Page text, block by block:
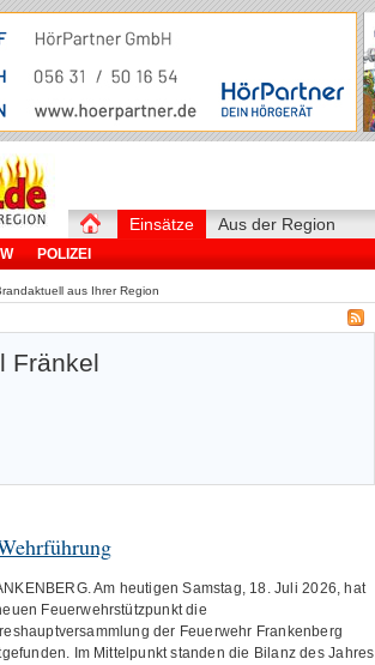
Einsätze
POLIZEI
Aus der Region
aus Ihrer Region
Fränkel
Am heutigen Samstag, 18. Juli 2026, hat
Feuerwehrstützpunkt die
der Feuerwehr Frankenberg
Im Mittelpunkt standen die Bilanz des Jahres